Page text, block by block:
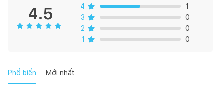
Những tính năng nổi bật
4.5
4
1
3
0
2
0
1
0
Phổ biến Mới nhất